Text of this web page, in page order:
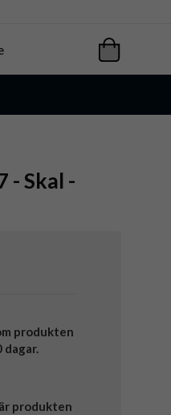
- Skal -
produkten
dagar.
produkten